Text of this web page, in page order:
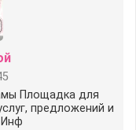
Площадка для
предложений и